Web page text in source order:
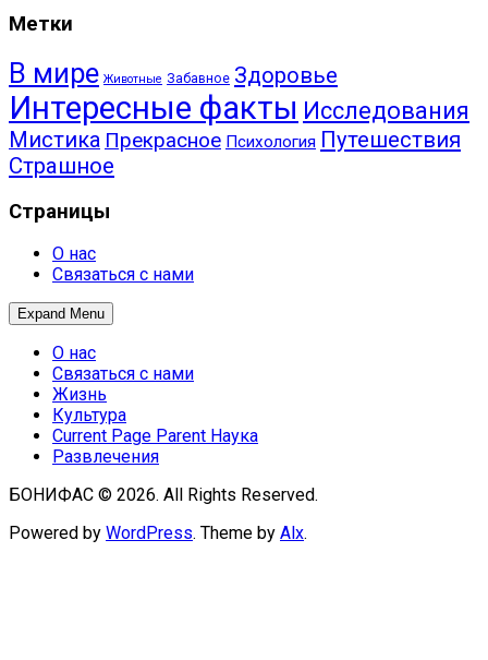
Метки
В мире Животные Забавное Здоровье
Интересные факты Исследования
Мистика Прекрасное Психология Путешествия
Страшное
Страницы
О нас
Связаться с нами
Expand Menu
О нас
Связаться с нами
Жизнь
Культура
Current Page Parent Наука
Развлечения
БОНИФАС © 2026. All Rights Reserved.
Powered by WordPress. Theme by Alx.